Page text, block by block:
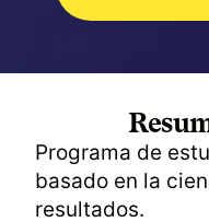
Programa de
basado en la
resultados.